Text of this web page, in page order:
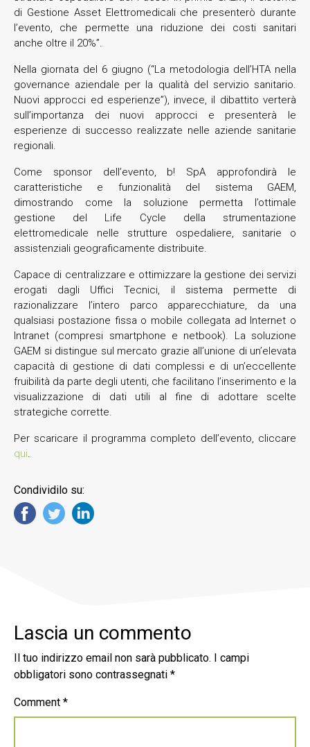
di Gestione Asset Elettromedicali che presenterò durante
l’evento, che permette una riduzione dei costi sanitari
anche oltre il 20%”.
Nella giornata del 6 giugno (“La metodologia dell’HTA nella
governance aziendale per la qualità del servizio sanitario.
Nuovi approcci ed esperienze”), invece, il dibattito verterà
sull’importanza dei nuovi approcci e presenterà le
esperienze di successo realizzate nelle aziende sanitarie
regionali.
Come sponsor dell’evento, b! SpA approfondirà le
caratteristiche e funzionalità del sistema GAEM,
dimostrando come la soluzione permetta l’ottimale
gestione del Life Cycle della strumentazione
elettromedicale nelle strutture ospedaliere, sanitarie o
assistenziali geograficamente distribuite.
Capace di centralizzare e ottimizzare la gestione dei servizi
erogati dagli Uffici Tecnici, il sistema permette di
razionalizzare l’intero parco apparecchiature, da una
qualsiasi postazione fissa o mobile collegata ad Internet o
Intranet (compresi smartphone e netbook). La soluzione
GAEM si distingue sul mercato grazie all’unione di un’elevata
capacità di gestione di dati complessi e di un’eccellente
fruibilità da parte degli utenti, che facilitano l’inserimento e la
visualizzazione di dati utili al fine di adottare scelte
strategiche corrette.
Per scaricare il programma completo dell’evento, cliccare
qui.
Condividilo su:
Lascia un commento
Il tuo indirizzo email non sarà pubblicato.
I campi
obbligatori sono contrassegnati *
Comment *